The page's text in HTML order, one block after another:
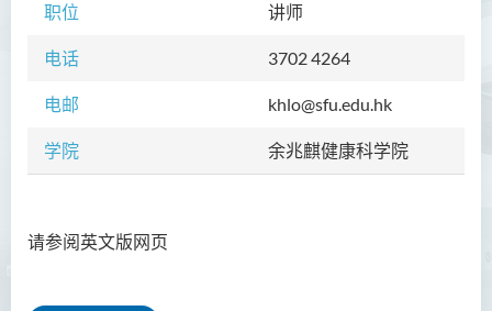
职位 讲师
电话 3702 4264
电邮 khlo@sfu.edu.hk
学院 余兆麒健康科学院
请参阅英文版网页
院长的话
课程概览
校外顾问团及校外考试委员